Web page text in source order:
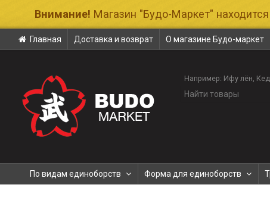
Внимание! Магазин "Будо-Маркет"
Главная Доставка и возврат О магазине Будо-маркет
Например: Ифу лён
По видам единоборств Форма для единоборств